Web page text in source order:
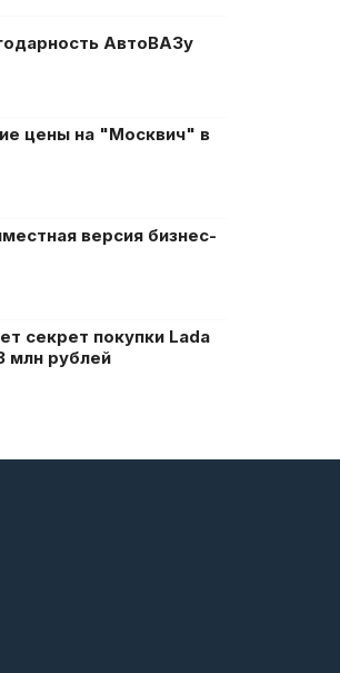
АвтоВАЗу
цены на "Москвич" в
версия бизнес-
секрет покупки Lada
млн рублей